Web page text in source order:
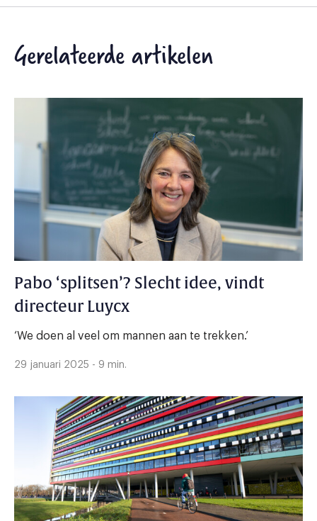
Gerelateerde artikelen
Pabo ‘splitsen’? Slecht idee, vindt
directeur Luycx
‘We doen al veel om mannen aan te trekken.’
29 januari 2025 - 9 min.